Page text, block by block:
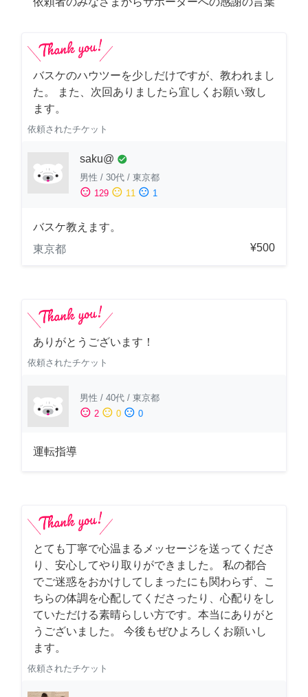
バスケのハウツーを少しだけですが、教われまし
た。 また、次回ありましたら宜しくお願い致し
ます。
依頼されたチケット
saku@ check_circle
男性 / 30代 / 東京都
sentiment_satisfied 129 sentiment_neutral 11 sentiment_dissatisfied 1
バスケ教えます。
東京都
¥500
ありがとうございます！
依頼されたチケット
男性 / 40代 / 東京都
sentiment_satisfied 2 sentiment_neutral 0 sentiment_dissatisfied 0
運転指導
とても丁寧で心温まるメッセージを送ってくださ
り、安心してやり取りができました。 私の都合
でご迷惑をおかけしてしまったにも関わらず、こ
ちらの体調を心配してくださったり、心配りをし
ていただける素晴らしい方です。本当にありがと
うございました。 今後もぜひよろしくお願いし
ます。
依頼されたチケット